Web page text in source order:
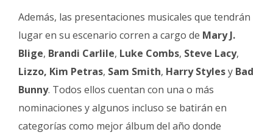
Además, las presentaciones musicales que tendrán
lugar en su escenario corren a cargo de Mary J.
Blige, Brandi Carlile, Luke Combs, Steve Lacy,
Lizzo, Kim Petras, Sam Smith, Harry Stylesy Bad
Bunny. Todos ellos cuentan con una o más
nominaciones y algunos incluso se batirán en
categorías como mejor álbum del año donde